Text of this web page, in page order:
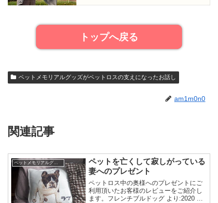
トップへ戻る
ペットメモリアルグッズがペットロスの支えになったお話し
am1m0n0
関連記事
ペットメモリアルグッズがペットロスの支えになったお話し
ペットを亡くして寂しがっている
妻へのプレゼント
ペットロス中の奥様へのプレゼントにご
利用頂いたお客様のレビューをご紹介し
ます。フレンチブルドッグ より:2020 年